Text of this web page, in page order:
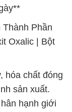
Phần
Oxalic | Bột
hóa chất đóng
sản xuất.
hạnh giới